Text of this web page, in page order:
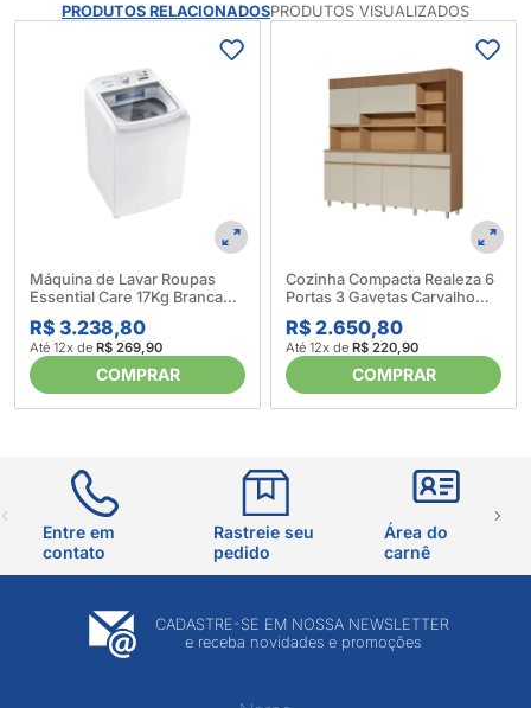
PRODUTOS RELACIONADOSPRODUTOS VISUALIZADOS
Máquina de Lavar Roupas
Essential Care 17Kg Branca
LED17 - Electrolux (633997)
R$ 3.238,80
Até 12x de R$ 269,90
COMPRAR
Cozinha Compacta Realeza 6
Portas 3 Gavetas Carvalho
Greice - Nesher 676018
R$ 2.650,80
Até 12x de R$ 220,90
COMPRAR
Entre em
contato
Rastreie seu
pedido
Área do
carnê
CADASTRE-SE EM NOSSA NEWSLETTER
e receba novidades e promoções